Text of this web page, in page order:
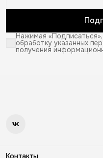
Нажимая
обработку указанных
получения
Контакты